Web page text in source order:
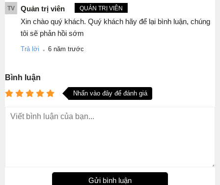
TV Quản trị viên QUẢN TRỊ VIÊN
Xin chào quý khách. Quý khách hãy để lại bình luận, chúng
tôi sẽ phản hồi sớm
Trả lời . 6 năm trước
Bình luận
Nhấn vào đây để đánh giá
Gửi bình luận